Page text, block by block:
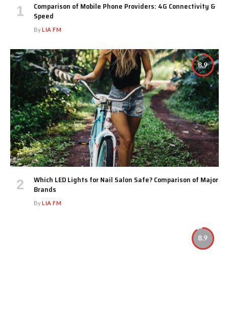
Comparison of Mobile Phone Providers: 4G Connectivity &
Speed
ByLIA FM
8.9
Which LED Lights for Nail Salon Safe? Comparison of Major
Brands
ByLIA FM
8.9